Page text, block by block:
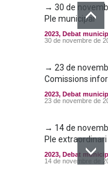
→ 30 de
Ple municipal
2023, Debat
30 de novembre de
→ 23 de
Comissions
2023, Debat
23 de novembre de
→ 14 de
Ple extraordinari
2023, Debat
14 de novembre de